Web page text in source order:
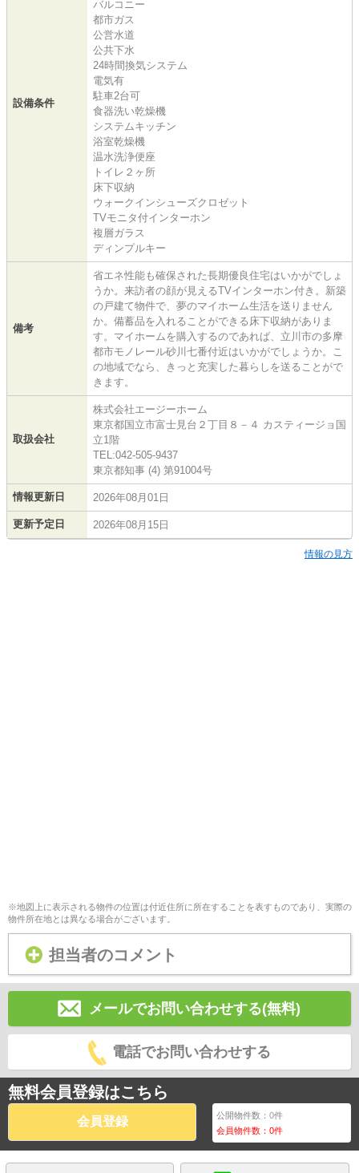
設備条件
バルコニー
都市ガス
公営水道
公共下水
24時間換気システム
電気有
駐車2台可
食器洗い乾燥機
システムキッチン
浴室乾燥機
温水洗浄便座
トイレ２ヶ所
床下収納
ウォークインシューズクロゼット
TVモニタ付インターホン
複層ガラス
ディンプルキー
備考
省エネ性能も確保された長期優良住宅はいかがでしょ
うか。来訪者の顔が見えるTVインターホン付き。新築
の戸建て物件で、夢のマイホーム生活を送りません
か。備蓄品を入れることができる床下収納がありま
す。マイホームを購入するのであれば、立川市の多摩
都市モノレール砂川七番付近はいかがでしょうか。こ
の地域でなら、きっと充実した暮らしを送ることがで
きます。
取扱会社
株式会社エージーホーム
東京都国立市富士見台２丁目８－４ カスティージョ国
立1階
TEL:042-505-9437
東京都知事 (4) 第91004号
情報更新日 2026年08月01日
更新予定日 2026年08月15日
情報の見方
※地図上に表示される物件の位置は付近住所に所在することを表すものであり、実際の
物件所在地とは異なる場合がございます。
担当者のコメント
メールでお問い合わせする(無料)
電話でお問い合わせする
無料会員登録はこちら
会員登録 公開物件数：0件
会員物件数：0件